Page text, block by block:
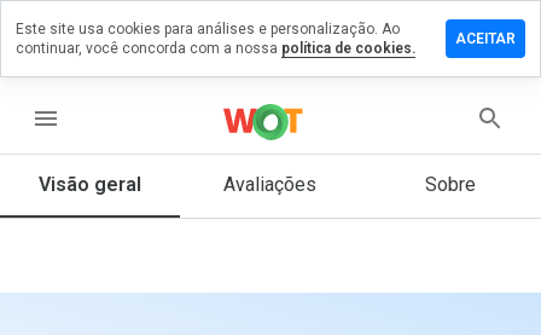
menu
Visão geral Avaliações Sobre
um
giant-
que
Este site usa cookies para análises e personalização. Ao
continuar, você concorda com a nossa política de cookies.
ACEITAR